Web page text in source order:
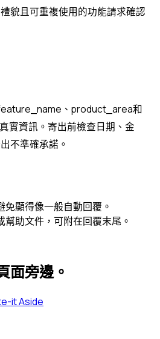
貌且可重複使用的功能請求確認
、product_area和
實資訊。寄出前檢查日期、金
不準確承諾。
顯得像一般自動回覆。
幫助文件，可附在回覆末尾。
面旁邊。
it Aside